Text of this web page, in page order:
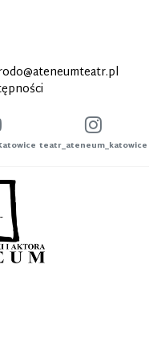
teatr_ateneum_katowice